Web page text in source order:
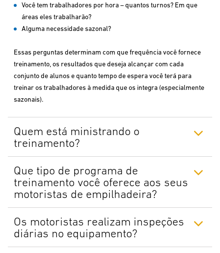
Você tem trabalhadores por hora – quantos turnos? Em que
áreas eles trabalharão?
Alguma necessidade sazonal?
Essas perguntas determinam com que frequência você fornece
treinamento, os resultados que deseja alcançar com cada
conjunto de alunos e quanto tempo de espera você terá para
treinar os trabalhadores à medida que os integra (especialmente
sazonais).
Quem está ministrando o
treinamento?
Que tipo de programa de
treinamento você oferece aos seus
motoristas de empilhadeira?
Os motoristas realizam inspeções
diárias no equipamento?